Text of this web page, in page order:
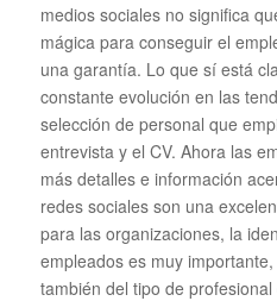
medios sociales no significa
mágica para conseguir el
una garantía. Lo que sí está
constante evolución en las
selección de personal que
entrevista y el CV. Ahora las
más detalles e información
redes sociales son una
para las organizaciones, la
empleados es muy
también del tipo de